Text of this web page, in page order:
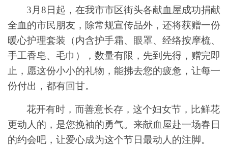
3月8日起，在我市市区街头各献血屋成功捐献
全血的市民朋友，除常规宣传品外， 还将获赠一份
暖心护理套装（内含护手霜、眼罩、经络按摩梳、
手工香皂、毛巾）， 数量有限，先到先得，赠完即
止 ，愿这份小小的礼物，能拂去您的疲惫，让每一
份付出，都有回甘。
花开有时，而善意长存 ， 这个妇女节，比鲜花
更动人的，是您挽袖的勇气。来献血屋赴一场春日
的约会吧，让爱心成为这个节日最动人的注脚。